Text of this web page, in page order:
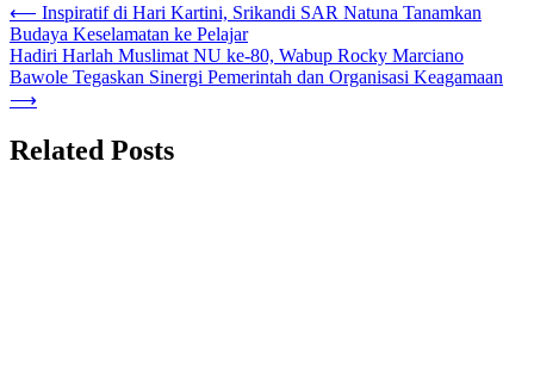
⟵ Inspiratif di Hari Kartini, Srikandi SAR Natuna Tanamkan
Budaya Keselamatan ke Pelajar
Hadiri Harlah Muslimat NU ke-80, Wabup Rocky Marciano
Bawole Tegaskan Sinergi Pemerintah dan Organisasi Keagamaan
⟶
Related Posts